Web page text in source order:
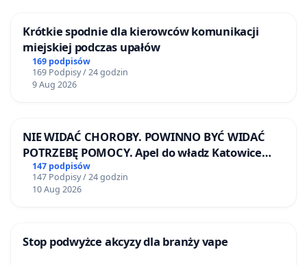
Krótkie spodnie dla kierowców komunikacji
miejskiej podczas upałów
169 podpisów
169 Podpisy / 24 godzin
9 Aug 2026
NIE WIDAĆ CHOROBY. POWINNO BYĆ WIDAĆ
POTRZEBĘ POMOCY. Apel do władz Katowice
Airport o przystąpienie do programu HIDDEN
DISABILITIES SUNFLOWER – SŁONECZNIK –
UKRYTE NIEPEŁNOSPRAWNOŚCI
147 podpisów
147 Podpisy / 24 godzin
10 Aug 2026
Stop podwyżce akcyzy dla branży vape